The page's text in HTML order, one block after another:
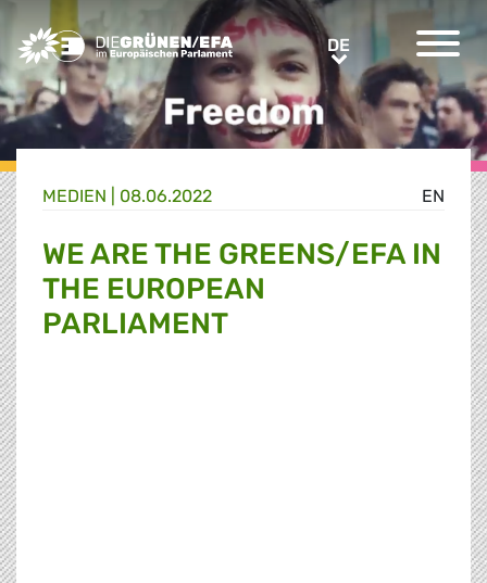
Greens/EFA Home DE
EN
MEDIEN 08.06.2022
WE ARE THE GREENS/EFA IN
THE EUROPEAN
PARLIAMENT